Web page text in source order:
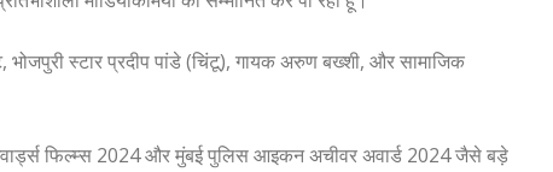
स्टार प्रदीप पांडे (चिंटू), गायक अरुण बख्शी, और सामाजिक
फिल्म्स 2024 और मुंबई पुलिस आइकन अचीवर अवार्ड 2024 जैसे बड़े